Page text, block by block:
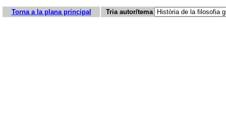
Torna a la plana principal Tria autor/tema